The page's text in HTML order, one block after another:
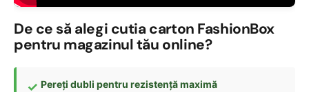
De ce să alegi cutia carton FashionBox
pentru magazinul tău online?
Pereți dubli pentru rezistență maximă